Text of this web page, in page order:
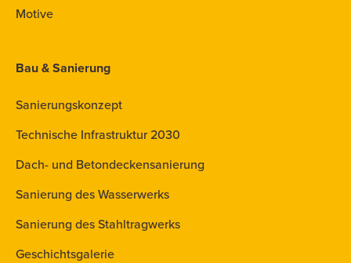
Motive
Bau & Sanierung
Sanierungskonzept
Technische Infrastruktur 2030
Dach- und Betondeckensanierung
Sanierung des Wasserwerks
Sanierung des Stahltragwerks
Geschichtsgalerie